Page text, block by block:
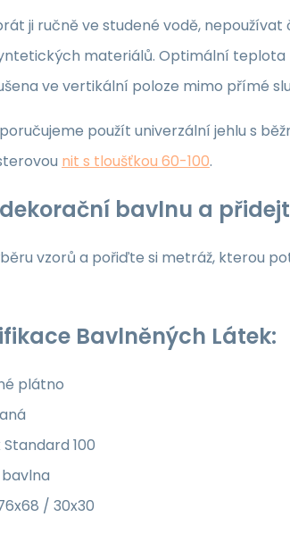
ji ručně ve studené vodě,
materiálů. Optimální teplota
ve vertikální poloze mimo přímé
použít univerzální jehlu s
nit s tloušťkou 60-100.
bavlnu a
vzorů a pořiďte si metráž, kterou
Bavlněných Látek:
plátno
100
bavlna
/ 30x30